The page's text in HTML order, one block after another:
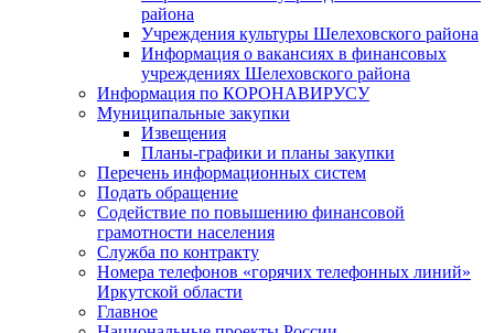
района
Учреждения культуры Шелеховского района
Информация о вакансиях в финансовых
учреждениях Шелеховского района
Информация по КОРОНАВИРУСУ
Муниципальные закупки
Извещения
Планы-графики и планы закупки
Перечень информационных систем
Подать обращение
Содействие по повышению финансовой
грамотности населения
Служба по контракту
Номера телефонов «горячих телефонных линий»
Иркутской области
Главное